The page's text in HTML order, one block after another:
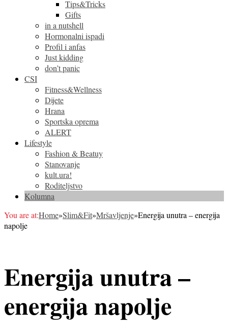
Tips&Tricks
Gifts
in a nutshell
Hormonalni ispadi
Profil i anfas
Just kidding
don’t panic
CSI
Fitness&Wellness
Dijete
Hrana
Sportska oprema
ALERT
Lifestyle
Fashion & Beatuy
Stanovanje
kult.ura!
Roditeljstvo
Kolumna
You are at:Home»Slim&Fit»Mršavljenje»Energija unutra – energija
napolje
Energija unutra –
energija napolje